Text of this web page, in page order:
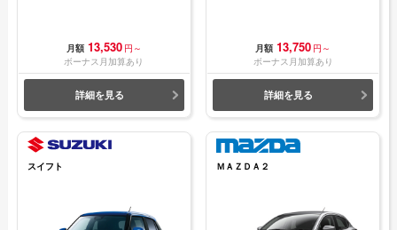
月額 13,530 円～
ボーナス月加算あり
詳細を見る
月額 13,750 円～
ボーナス月加算あり
詳細を見る
スイフト ＭＡＺＤＡ２